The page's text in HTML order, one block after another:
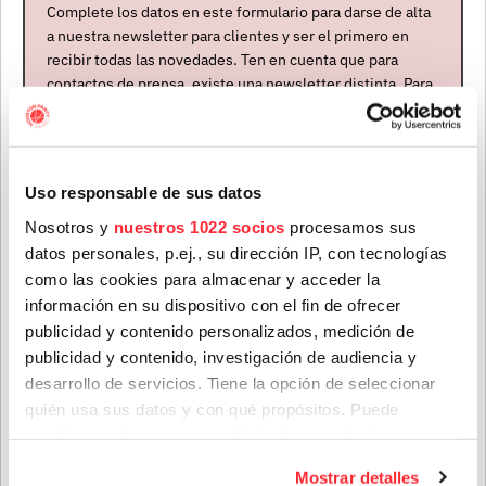
Uso responsable de sus datos
Nosotros y nuestros 1022 socios procesamos sus
datos personales, p.ej., su dirección IP, con tecnologías
como las cookies para almacenar y acceder la
información en su dispositivo con el fin de ofrecer
publicidad y contenido personalizados, medición de
publicidad y contenido, investigación de audiencia y
desarrollo de servicios. Tiene la opción de seleccionar
quién usa sus datos y con qué propósitos. Puede
Mostrar detalles
no perdían ni un ápice de vigor melódico, pero a eso
unió la vibración orgánica de vientos y de percusión
grabados en directo, aportando una viva fluidez a la
Se trató, sin duda, de su obra más ambiciosa
hasta ese momento, y también la más accesible.
Complete los datos en este formulario para darse de alta
a nuestra newsletter para clientes y ser el primero en
recibir todas las novedades. Ten en cuenta que para
contactos de prensa, existe una newsletter distinta. Para
formar parte de ella, envíanos un mensaje a
Apellidos
Correo electrónico*